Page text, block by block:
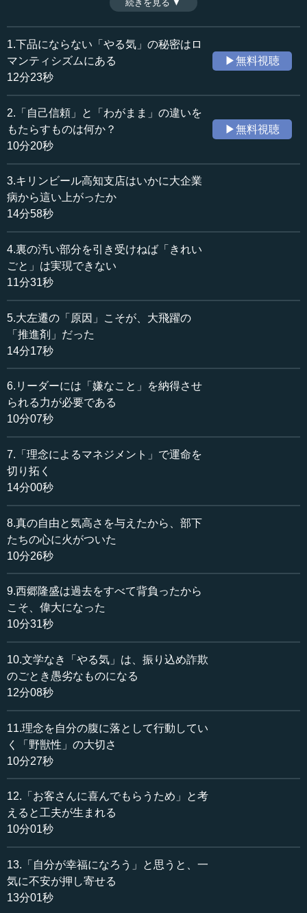
と哲学の喪失と指摘する。文学のない「やる気」は、振り
込め詐欺のような、浅ましいものに直結しかねないのだ
と。果たして、現代日本に生きる私たちのとるべき方策と
は？（全14話中第10話）
※インタビュアー：川上達史（テンミニッツTV編集長）
収録日：2020年4月10日
追加日：2020年9月4日
カテゴリー：
哲学・思想
≪全文≫
●日本がおかしくなったころ、第一線からいなくなっ
た人々
田村 ただ、一部上場企業などは利益からスタートしま
す。投資家が見ているのは数字ですから。それは数字なの
ですが、大事なのは、数字そのものではなく、数字の意味
ですよね。たとえば、「ラガーを何ケース売る」「グリー
ンラベルを何ケース売る」という数字ではなく、「このグ
リーンラベルという商品の良さを多くの人に理解してもら
って、飲んでもらって、幸せになってもらう。そのための
数字なのだ」というように、数字の意味をはっきりさせ
て、そこへ向かわせないと組織は動かない。数字では燃え
ないですから。
執行 それはそうですよ。
な思っていますからね。やはり、意味なのです。そのため
にも、理念を語っていけばいい。
執行 そうです。そこを、うまくできるかできないかは、
人によってありますね。
田村 そうですね。しつこさが大切ですね。
執行 あとは、哲学があるかないか。僕は無謀なことばか
りいうほうですが、僕がいう「無謀なこと」はだいたい通
る。なぜ通るかというと、自慢ではないのですが、思想に
「力」というか、何かがあるのだと思う。田村さんも高知
支店で通ったということは、何かを背負っていたのです。
背負っていない人間がいっても駄目ですから。田村さんの
なかで、理念が熟成していたのだと思います。おそらく、
そうです。
田村 日本の企業がずっと下り坂なのはなぜか。キリンの
なかにいて強く感じていたのは、戦前の旧制高校出身者の
存在です。当時、私が入社したころの課長連中はみんなそ
うでした。彼らが、定年でいなくなったあと、会議のレベ
ルがすごく下がった感じがするのです。議論の厚みがなく
なってしまったのです。
執行 それは気がするのではなく、本当にそうなったので
す。
田村 旧制高校がすべて良いかどうかはわからないのです
が、少なくとも、世界にはいろいろな考え方や哲学がある
ことを、彼らは知っていたのです。
執行 旧制 高校が何を象徴しているかというと、哲学と文
続きを見る ▼
1.下品にならない「やる気」の秘密はロ
マンティシズムにある
12分23秒
▶無料視聴
2.「自己信頼」と「わがまま」の違いを
もたらすものは何か？
10分20秒
▶無料視聴
3.キリンビール高知支店はいかに大企業
病から這い上がったか
14分58秒
4.裏の汚い部分を引き受けねば「きれい
ごと」は実現できない
11分31秒
5.大左遷の「原因」こそが、大飛躍の
「推進剤」だった
14分17秒
6.リーダーには「嫌なこと」を納得させ
られる力が必要である
10分07秒
7.「理念によるマネジメント」で運命を
切り拓く
14分00秒
8.真の自由と気高さを与えたから、部下
たちの心に火がついた
10分26秒
9.西郷隆盛は過去をすべて背負ったから
こそ、偉大になった
10分31秒
10.文学なき「やる気」は、振り込め詐欺
のごとき愚劣なものになる
12分08秒
11.理念を自分の腹に落として行動してい
く「野獣性」の大切さ
10分27秒
12.「お客さんに喜んでもらうため」と考
えると工夫が生まれる
10分01秒
13.「自分が幸福になろう」と思うと、一
気に不安が押し寄せる
13分01秒